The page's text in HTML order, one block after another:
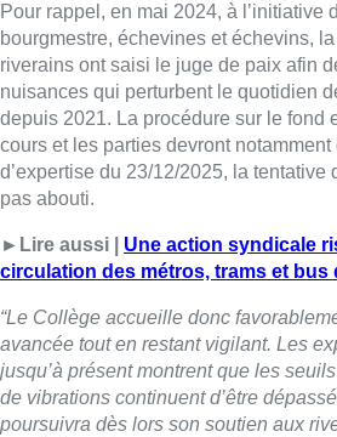
Pour rappel, en mai 2024, à l’initiative
bourgmestre, échevines et échevins,
riverains ont saisi le juge de paix afin
nuisances qui perturbent le quotidien
depuis 2021. La procédure sur le fond
cours et les parties devront
d’expertise du 23/12/2025, la tentative
pas abouti.
►Lire aussi | Une action syndicale
circulation des métros, trams et bus
“Le Collège accueille donc
avancée tout en restant vigilant. Les
jusqu’à présent montrent que les
de vibrations continuent d’être
poursuivra dès lors son soutien aux